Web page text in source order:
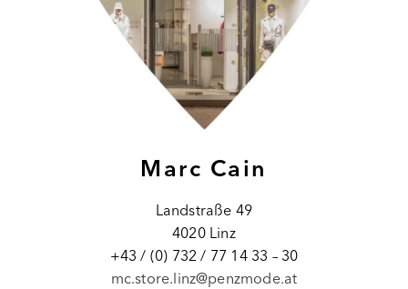
Marc Cain
Landstraße 49
4020 Linz
+43 / (0) 732 / 77 14 33 – 30
mc.store.linz@penzmode.at